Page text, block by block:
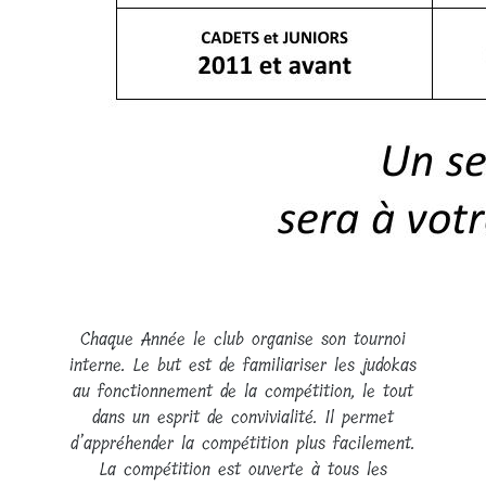
Chaque Année le club organise son tournoi
interne. Le but est de familiariser les judokas
au fonctionnement de la compétition, le tout
dans un esprit de convivialité. Il permet
d’appréhender la compétition plus facilement.
La compétition est ouverte à tous les